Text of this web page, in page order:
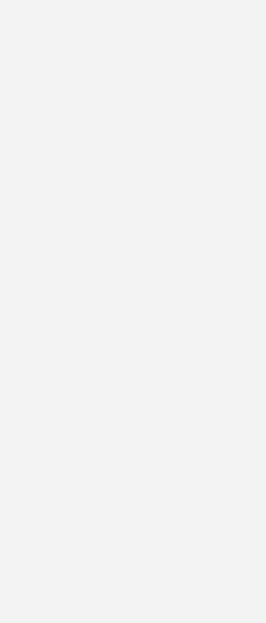
Oertli und Adler
Kunden
mit